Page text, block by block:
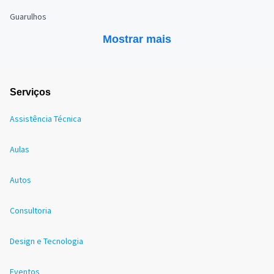
Guarulhos
Mostrar mais
Serviços
Assistência Técnica
Aulas
Autos
Consultoria
Design e Tecnologia
Eventos